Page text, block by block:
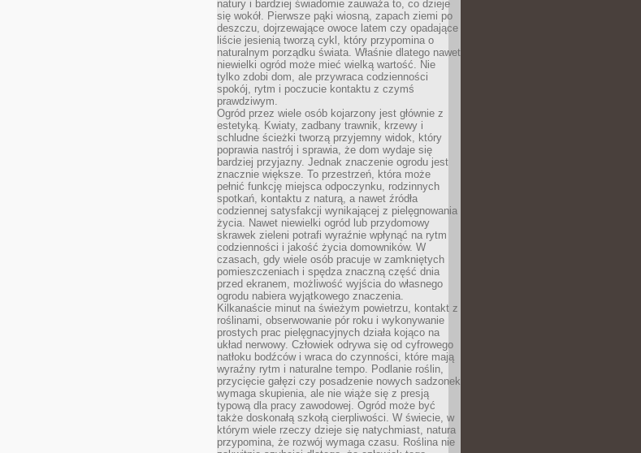
natury i bardziej świadomie zauważa to, co dzieje
się wokół. Pierwsze pąki wiosną, zapach ziemi po
deszczu, dojrzewające owoce latem czy opadające
liście jesienią tworzą cykl, który przypomina o
naturalnym porządku świata. Właśnie dlatego nawet
niewielki ogród może mieć wielką wartość. Nie
tylko zdobi dom, ale przywraca codzienności
spokój, rytm i poczucie kontaktu z czymś
prawdziwym.
Ogród przez wiele osób kojarzony jest głównie z
estetyką. Kwiaty, zadbany trawnik, krzewy i
schludne ścieżki tworzą przyjemny widok, który
poprawia nastrój i sprawia, że dom wydaje się
bardziej przyjazny. Jednak znaczenie ogrodu jest
znacznie większe. To przestrzeń, która może
pełnić funkcję miejsca odpoczynku, rodzinnych
spotkań, kontaktu z naturą, a nawet źródła
codziennej satysfakcji wynikającej z pielęgnowania
życia. Nawet niewielki ogród lub przydomowy
skrawek zieleni potrafi wyraźnie wpłynąć na rytm
codzienności i jakość życia domowników. W
czasach, gdy wiele osób pracuje w zamkniętych
pomieszczeniach i spędza znaczną część dnia
przed ekranem, możliwość wyjścia do własnego
ogrodu nabiera wyjątkowego znaczenia.
Kilkanaście minut na świeżym powietrzu, kontakt z
roślinami, obserwowanie pór roku i wykonywanie
prostych prac pielęgnacyjnych działa kojąco na
układ nerwowy. Człowiek odrywa się od cyfrowego
natłoku bodźców i wraca do czynności, które mają
wyraźny rytm i naturalne tempo. Podlanie roślin,
przycięcie gałęzi czy posadzenie nowych sadzonek
wymaga skupienia, ale nie wiąże się z presją
typową dla pracy zawodowej. Ogród może być
także doskonałą szkołą cierpliwości. W świecie, w
którym wiele rzeczy dzieje się natychmiast, natura
przypomina, że rozwój wymaga czasu. Roślina nie